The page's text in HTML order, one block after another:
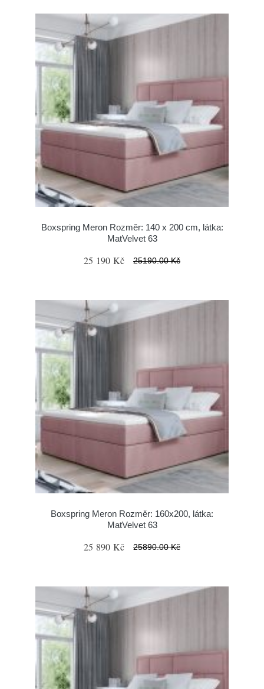
Boxspring Meron Rozměr: 140 x 200 cm, látka:
MatVelvet 63
25 190 Kč 25190.00 Kč
Boxspring Meron Rozměr: 160x200, látka:
MatVelvet 63
25 890 Kč 25890.00 Kč